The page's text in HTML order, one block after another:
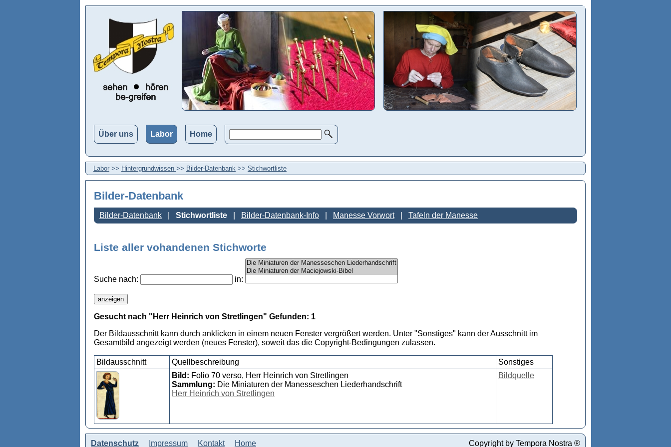
Über uns Labor Home
Labor >> Hintergrundwissen >> Bilder-Datenbank >> Stichwortliste
Bilder-Datenbank
Bilder-Datenbank Stichwortliste Bilder-Datenbank-Info Manesse Vorwort Tafeln der Manesse
Liste aller vohandenen Stichworte
Suche nach: in:
Gesucht nach "Herr Heinrich von Stretlingen" Gefunden: 1
Der Bildausschnitt kann durch anklicken in einem neuen Fenster vergrößert werden. Unter "Sonstiges" kann der Ausschnitt im
Gesamtbild angezeigt werden (neues Fenster), soweit das die Copyright-Bedingungen zulassen.
Bildausschnitt Quellbeschreibung
Sonstiges
Bild: Folio 70 verso, Herr Heinrich von Stretlingen
Sammlung: Die Miniaturen der Manesseschen Liederhandschrift
Herr Heinrich von Stretlingen
Bildquelle
Datenschutz Impressum Kontakt Home Copyright by Tempora Nostra ®